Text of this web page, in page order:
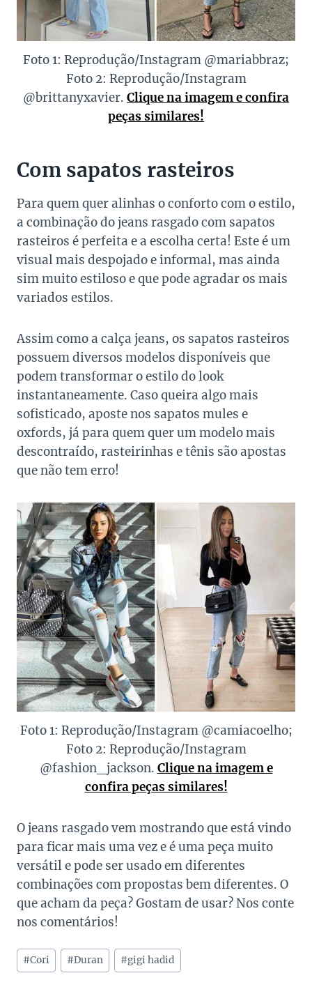
Foto 1: Reprodução/Instagram @mariabbraz;
Foto 2: Reprodução/Instagram
@brittanyxavier. Clique na imagem e confira
peças similares!
Com sapatos rasteiros
Para quem quer alinhas o conforto com o estilo,
a combinação do jeans rasgado com sapatos
rasteiros é perfeita e a escolha certa! Este é um
visual mais despojado e informal, mas ainda
sim muito estiloso e que pode agradar os mais
variados estilos.
Assim como a calça jeans, os sapatos rasteiros
possuem diversos modelos disponíveis que
podem transformar o estilo do look
instantaneamente. Caso queira algo mais
sofisticado, aposte nos sapatos mules e
oxfords, já para quem quer um modelo mais
descontraído, rasteirinhas e tênis são apostas
que não tem erro!
Foto 1: Reprodução/Instagram @camiacoelho;
Foto 2: Reprodução/Instagram
@fashion_jackson. Clique na imagem e
confira peças similares!
O jeans rasgado vem mostrando que está vindo
para ficar mais uma vez e é uma peça muito
versátil e pode ser usado em diferentes
combinações com propostas bem diferentes. O
que acham da peça? Gostam de usar? Nos conte
nos comentários!
Tags
do
#Cori #Duran #gigi hadid